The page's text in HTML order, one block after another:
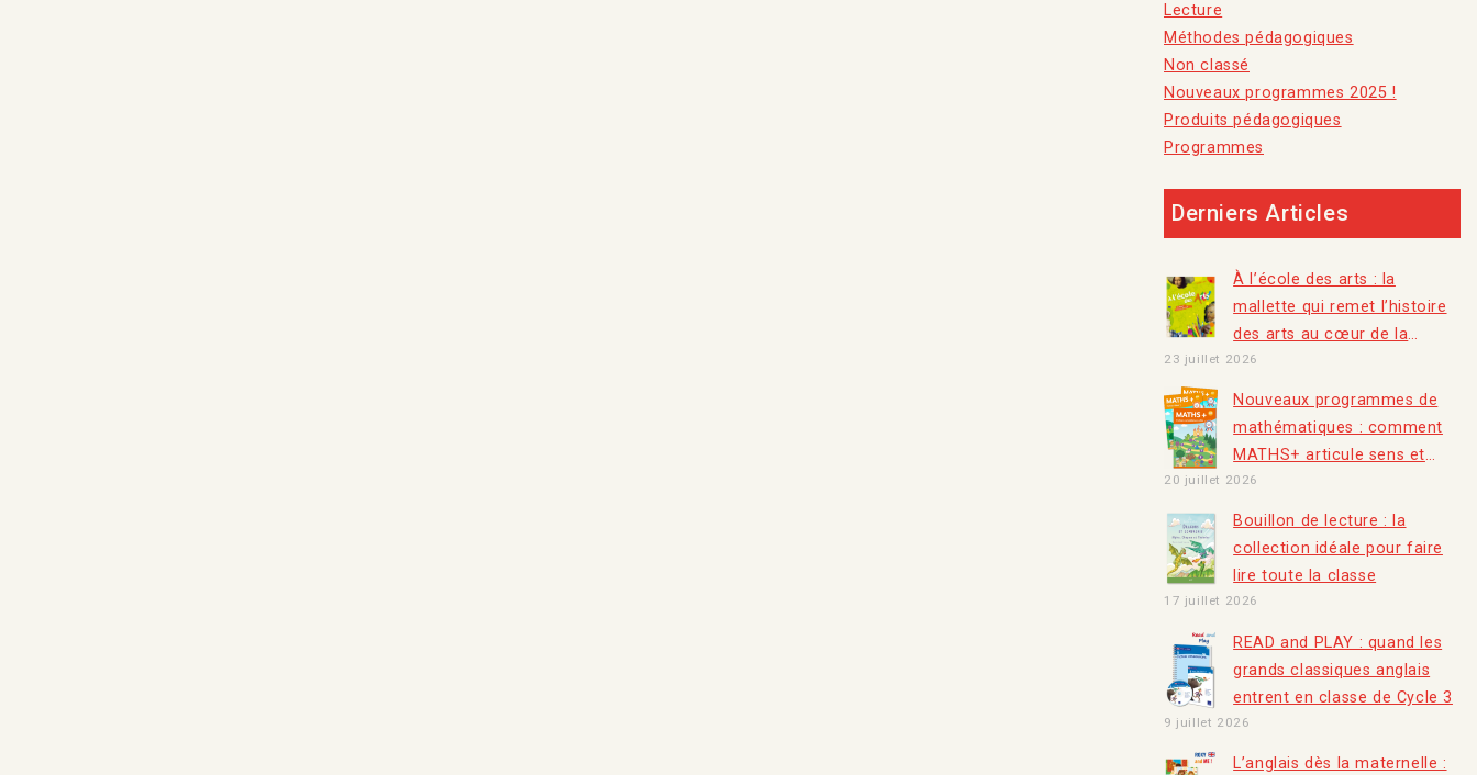
Lecture
Méthodes pédagogiques
Non classé
Nouveaux programmes 2025 !
Produits pédagogiques
Programmes
Derniers Articles
À l’école des arts : la
mallette qui remet l’histoire
des arts au cœur de la
classe
23 juillet 2026
Nouveaux programmes de
mathématiques : comment
MATHS+ articule sens et
automatismes​
20 juillet 2026
Bouillon de lecture : la
collection idéale pour faire
lire toute la classe
17 juillet 2026
READ and PLAY : quand les
grands classiques anglais
entrent en classe de Cycle 3
9 juillet 2026
L’anglais dès la maternelle :